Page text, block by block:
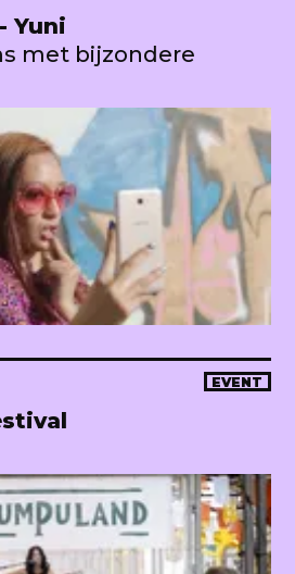
Yuni
met bijzondere
EVENT